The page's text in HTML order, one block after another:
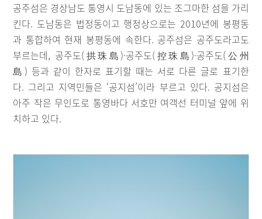
공주섬은 경상남도 통영시 도남동에 있는 조그마한 섬을 가리
킨다. 도남동은 법정동이고 행정상으로는 2010년에 봉평동
과 통합하여 현재 봉평동에 속한다. 공주섬은 공주도라고도
부르는데, 공주도(拱珠島)·공주도(控珠島)·공주도(公州
島) 등과 같이 한자로 표기할 때는 서로 다른 글로 표기한
다. 그리고 지역민들은 ‘공지섬’이라 부르고 있다. 공지섬은
아주 작은 무인도로 통영바다 서호만 여객선 터미널 앞에 위
치하고 있다.